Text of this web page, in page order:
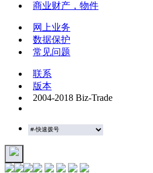
商业财产，物件
网上业务
数据保护
常见问题
联系
版本
2004-2018 Biz-Trade